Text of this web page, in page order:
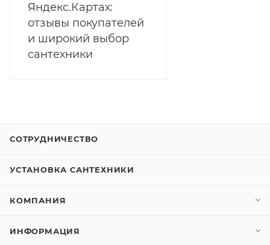
Яндекс.Картах:
отзывы покупателей
и широкий выбор
сантехники
СОТРУДНИЧЕСТВО
УСТАНОВКА САНТЕХНИКИ
КОМПАНИЯ
ИНФОРМАЦИЯ